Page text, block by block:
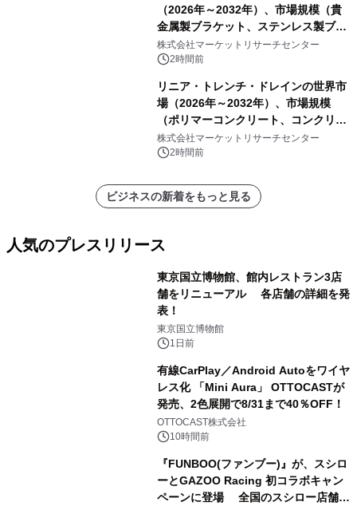
（2026年～2032年）、市場規模（貴
金属製ブラケット、ステンレス製ブラ
ケット、純チタン製ブラケット）・分
析レポートを発表
株式会社マーケットリサーチセンター
2時間前
リニア・トレンチ・ドレインの世界市
場（2026年～2032年）、市場規模
（ポリマーコンクリート、コンクリー
ト、プラスチック、金属）・分析レポ
ートを発表
株式会社マーケットリサーチセンター
2時間前
ビジネスの新着をもっと見る
人気のプレスリリース
東京国立博物館、館内レストラン3店
舗をリニューアル 各店舗の詳細を発
表！
東京国立博物館
1日前
有線CarPlay／Android Autoをワイヤ
レス化 「Mini Aura」 OTTOCASTが
発売、2色展開で8/31まで40％OFF！
OTTOCAST株式会社
10時間前
『FUNBOO(ファンブー)』が、スシロ
ーとGAZOO Racing 初コラボキャン
ペーンに登場 全国のスシロー店舗で